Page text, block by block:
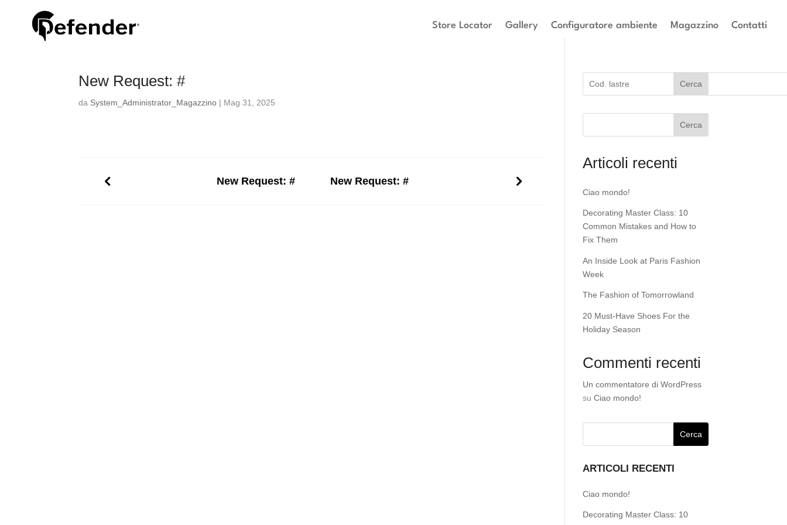
Store Locator Gallery Configuratore ambiente Magazzino Contatti
New Request: #
da System_Administrator_Magazzino | Mag 31, 2025
New Request: # New Request: #
Cerca
Cerca
Articoli recenti
Ciao mondo!
Decorating Master Class: 10
Common Mistakes and How to
Fix Them
An Inside Look at Paris Fashion
Week
The Fashion of Tomorrowland
20 Must-Have Shoes For the
Holiday Season
Commenti recenti
Un commentatore di WordPress
su Ciao mondo!
ARTICOLI RECENTI
Ciao mondo!
Decorating Master Class: 10